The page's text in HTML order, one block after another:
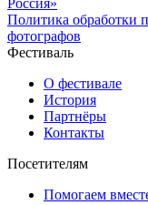
Политика обработки
фотографов
Фестиваль
О фестивале
История
Партнёры
Контакты
Посетителям
Помогаем